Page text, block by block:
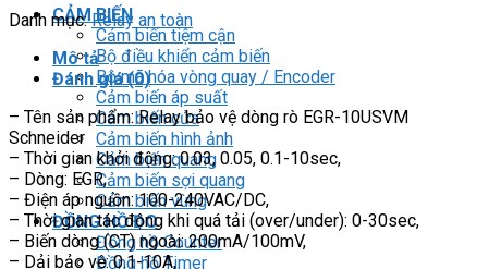
CẢM BIẾN
Cảm biến tiệm cận
Bộ điều khiển cảm biến
Bộ mã hóa vòng quay / Encoder
Cảm biến áp suất
Cảm biến cửa
Cảm biến hình ảnh
Cảm biến quang
Cảm biến sợi quang
Cảm biến vùng
ĐỒNG HỒ ĐO
Đồng hồ Counter
Đồng hồ Timer
Danh mục:Relay an toàn
Mô tả
Đánh giá (0)
– Tên sản phẩm: Relay bảo vệ dòng rò EGR-10USVM
Schneider
– Thời gian khởi động: 0.03, 0.05, 0.1-10sec,
– Dòng: EGR,
– Điện áp nguồn: 100-240VAC/DC,
– Thời gian tác động khi quá tải (over/under): 0-30sec,
– Biến dòng (CT) ngoài: 200mA/100mV,
– Dải bảo vệ: 0.1-10A,